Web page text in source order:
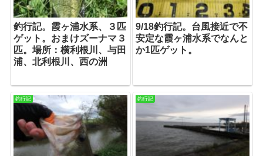
釣行記。霞ヶ浦水系、３匹
ゲット。おまけズーナマ３
匹。場所：横利根川、与田
浦、北利根川、西の洲
9/18釣行記。台風接近で不
安定な霞ヶ浦水系でなんと
か1匹ゲット。
釣行記 釣行記